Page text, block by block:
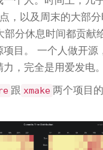
，以及周末的大部
部分休息时间都贡献
目。 一个人做开源
，完全是用爱发电。
跟 xmake 两个项目